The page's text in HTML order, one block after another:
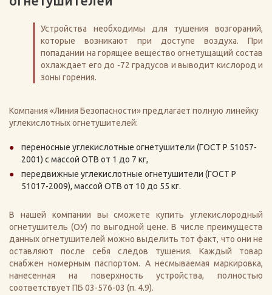
Устройства необходимы для тушения возгораний,
которые возникают при доступе воздуха. При
попадании на горящее вещество огнетущащий состав
охлаждает его до -72 градусов и выводит кислород и
зоны горения.
Компания «Линия Безопасности» предлагает полную линейку
углекислотных огнетушителей:
переносные углекислотные огнетушители (ГОСТ Р 51057-
2001) с массой ОТВ от 1 до 7 кг,
передвижные углекислотные огнетушители (ГОСТ Р
51017-2009), массой ОТВ от 10 до 55 кг.
В нашей компании вы сможете купить углекислородный
огнетушитель (ОУ) по выгодной цене. В числе преимуществ
данных огнетушителей можно выделить тот факт, что они не
оставляют после себя следов тушения. Каждый товар
снабжен номерным паспортом. А несмываемая маркировка,
нанесенная на поверхность устройства, полностью
соответствует ПБ 03-576-03 (п. 4.9).